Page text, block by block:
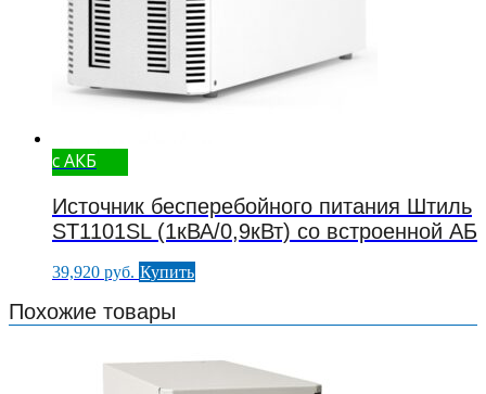
с АКБ
Источник бесперебойного питания Штиль
ST1101SL (1кВА/0,9кВт) со встроенной АБ
39,920 руб. Купить
Похожие товары